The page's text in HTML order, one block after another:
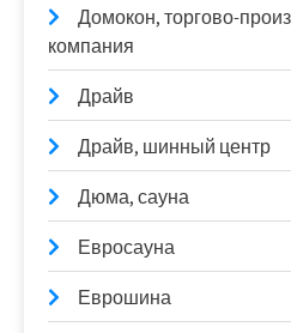
Домокон, торгово-
компания
Драйв
Драйв, шинный центр
Дюма, сауна
Евросауна
Еврошина